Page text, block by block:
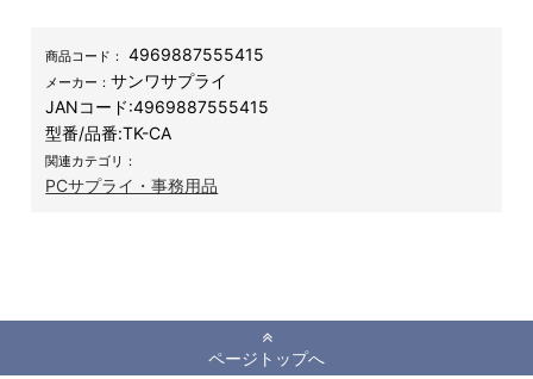
商品コード： 4969887555415
メーカー：サンワサプライ
JANコード:4969887555415
型番/品番:TK-CA
関連カテゴリ：
PCサプライ・事務用品
ページトップへ